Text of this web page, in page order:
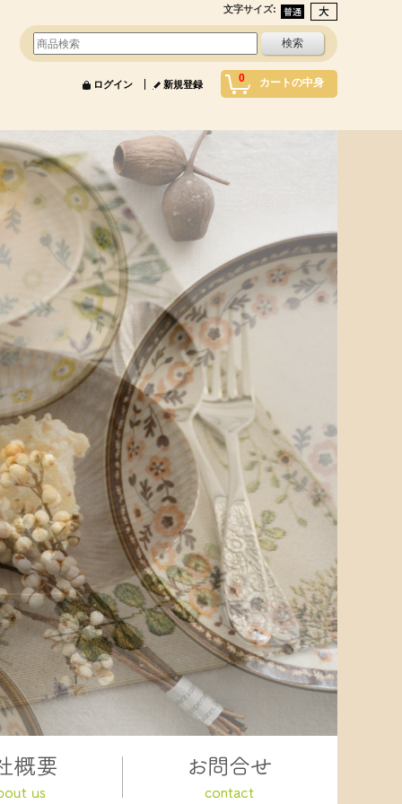
文字サイズ:
0 カートの中身
ログイン 新規登録